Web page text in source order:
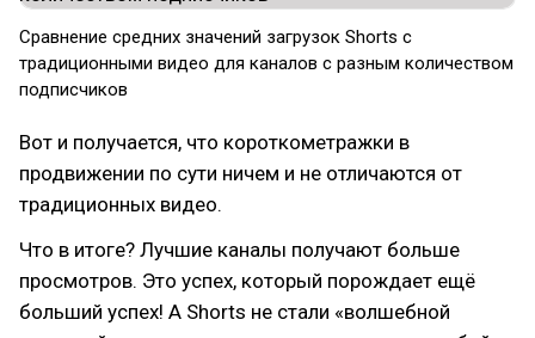
Сравнение средних значений загрузок Shorts с
традиционными видео для каналов с разным количеством
подписчиков
Вот и получается, что короткометражки в
продвижении по сути ничем и не отличаются от
традиционных видео.
Что в итоге? Лучшие каналы получают больше
просмотров. Это успех, который порождает ещё
больший успех! А Shorts не стали «волшебной